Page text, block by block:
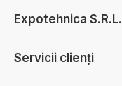
Expotehnica S.R.L.
Servicii clienți